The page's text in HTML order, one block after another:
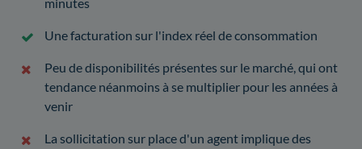
Une facturation sur l'index réel de consommation
Peu de disponibilités présentes sur le marché, qui ont
tendance néanmoins à se multiplier pour les années à
venir
La sollicitation sur place d'un agent implique des